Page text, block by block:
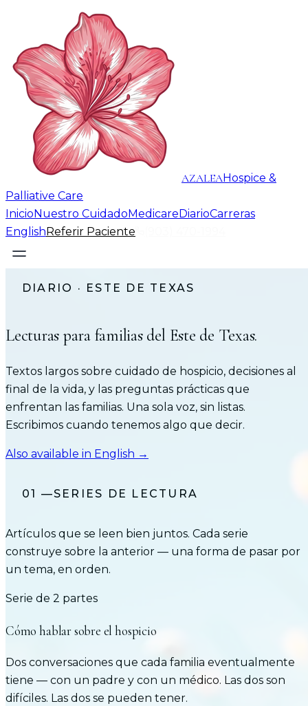
AZALEAHospice &
Palliative Care
InicioNuestro CuidadoMedicareDiarioCarreras
EnglishReferir Paciente
DIARIO · ESTE DE TEXAS
Lecturas para familias del Este de Texas.
Textos largos sobre cuidado de hospicio, decisiones al
final de la vida, y las preguntas prácticas que
enfrentan las familias. Una sola voz, sin listas.
Escribimos cuando tenemos algo que decir.
Also available in English →
01 —SERIES DE LECTURA
Artículos que se leen bien juntos. Cada serie
construye sobre la anterior — una forma de pasar por
un tema, en orden.
Serie de 2 partes
Cómo hablar sobre el hospicio
Dos conversaciones que cada familia eventualmente
tiene — con un padre y con un médico. Las dos son
difíciles. Las dos se pueden tener.